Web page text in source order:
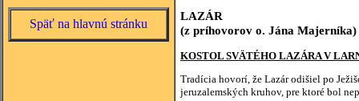
Späť na hlavnú stránku
LAZÁR
(z príhovorov o. Jána Majerníka)
KOSTOL SVÄTÉHO LAZÁRA V
Tradícia hovorí, že Lazár odišiel po
jeruzalemských kruhov, pre ktoré bol